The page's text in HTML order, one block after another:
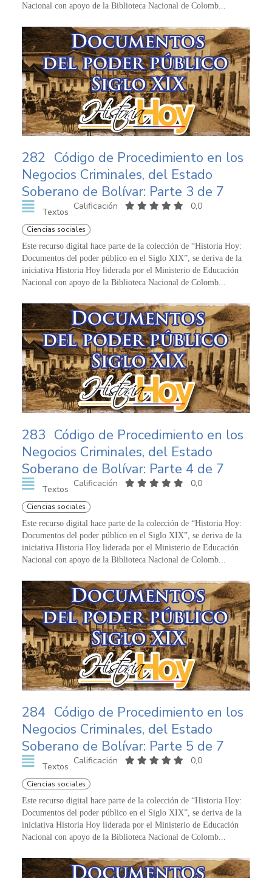
Nacional con apoyo de la Biblioteca Nacional de Colomb...
282 Código de Procedimiento en los
Negocios Criminales, del Estado
Soberano de Bolívar: Parte 3 de 7
Textos
Calificación 0,0
Ciencias sociales
Este recurso digital hace parte de la colección de “Historia Hoy:
Documentos del poder público en el Siglo XIX”, se deriva de la
iniciativa Historia Hoy liderada por el Ministerio de Educación
Nacional con apoyo de la Biblioteca Nacional de Colomb...
283 Código de Procedimiento en los
Negocios Criminales, del Estado
Soberano de Bolívar: Parte 4 de 7
Textos
Calificación 0,0
Ciencias sociales
Este recurso digital hace parte de la colección de “Historia Hoy:
Documentos del poder público en el Siglo XIX”, se deriva de la
iniciativa Historia Hoy liderada por el Ministerio de Educación
Nacional con apoyo de la Biblioteca Nacional de Colomb...
284 Código de Procedimiento en los
Negocios Criminales, del Estado
Soberano de Bolívar: Parte 5 de 7
Textos
Calificación 0,0
Ciencias sociales
Este recurso digital hace parte de la colección de “Historia Hoy:
Documentos del poder público en el Siglo XIX”, se deriva de la
iniciativa Historia Hoy liderada por el Ministerio de Educación
Nacional con apoyo de la Biblioteca Nacional de Colomb...